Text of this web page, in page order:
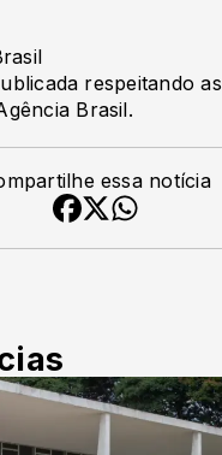
respeitando as
Brasil.
essa notícia